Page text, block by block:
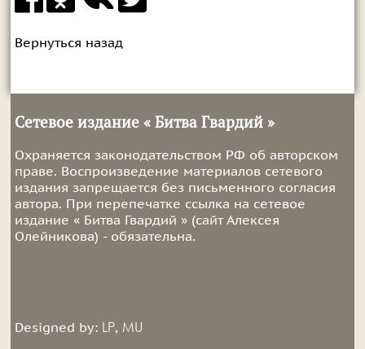
Вернуться назад
Сетевое издание « Битва Гвардий »
Охраняется законодательством РФ об авторском
праве. Воспроизведение материалов сетевого
издания запрещается без письменного согласия
автора. При перепечатке ссылка на сетевое
издание « Битва Гвардий » (сайт Алексея
Олейникова) - обязательна.
Designed by: LP, MU